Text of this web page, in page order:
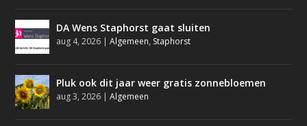
DA Wens Staphorst gaat sluiten
aug 4, 2026 |Algemeen, Staphorst
Pluk ook dit jaar weer gratis zonnebloemen
aug 3, 2026 |Algemeen